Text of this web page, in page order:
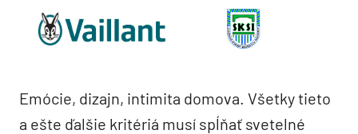
Emócie, dizajn, intimita domova. Všetky tieto
a ešte ďalšie kritériá musí spĺňať svetelné